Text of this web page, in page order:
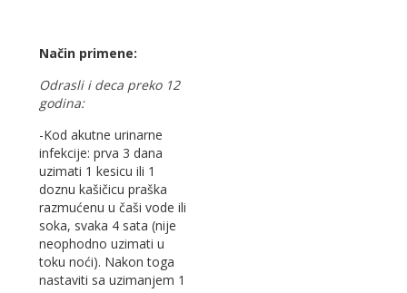
Način primene:
Odrasli i deca preko 12
godina:
-Kod akutne urinarne
infekcije: prva 3 dana
uzimati 1 kesicu ili 1
doznu kašičicu praška
razmućenu u čaši vode ili
soka, svaka 4 sata (nije
neophodno uzimati u
toku noći). Nakon toga
nastaviti sa uzimanjem 1